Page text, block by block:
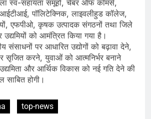
स्व-सहायता समूहों, चेंबर ऑफ कॉमर्स,
पॉलिटेक्निक, लाइवलीहुड कॉलेज,
एफपीओ, कृषक उत्पादक संगठनों तथा जिले
को आमंत्रित किया गया है।
संसाधनों पर आधारित उद्योगों को बढ़ावा देने,
सृजित करने, युवाओं को आत्मनिर्भर बनाने
और आर्थिक विकास को नई गति देने की
साबित होगी।
top-news